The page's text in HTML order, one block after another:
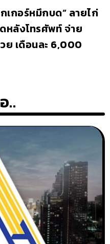
เกอร์หมึกบด” ลายไก่
หลังโทรศัพท์ จ่าย
ย เดือนละ 6,000
..